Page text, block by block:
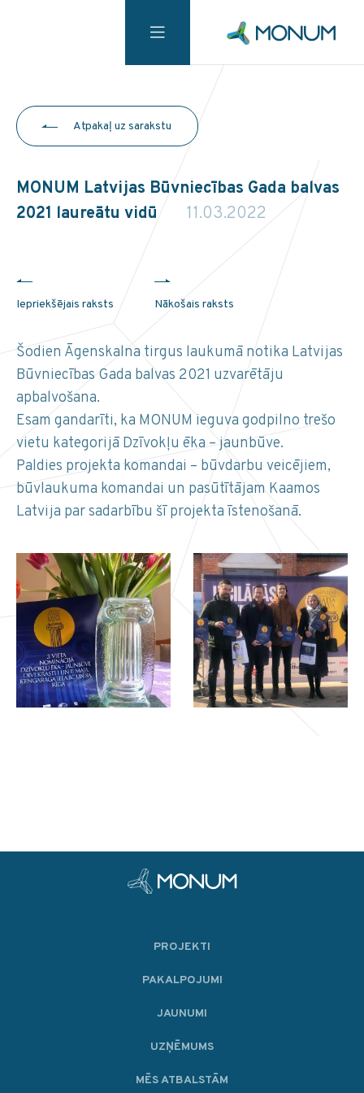
Atpakaļ uz sarakstu
MONUM Latvijas Būvniecības Gada balvas
2021 laureātu vidū
11.03.2022
Iepriekšējais raksts Nākošais raksts
Šodien Āgenskalna tirgus laukumā notika Latvijas
Būvniecības Gada balvas 2021 uzvarētāju
apbalvošana.
Esam gandarīti, ka MONUM ieguva godpilno trešo
vietu kategorijā Dzīvokļu ēka – jaunbūve.
Paldies projekta komandai – būvdarbu veicējiem,
būvlaukuma komandai un pasūtītājam Kaamos
Latvija par sadarbību šī projekta īstenošanā.
PROJEKTI
PAKALPOJUMI
JAUNUMI
UZŅĒMUMS
MĒS ATBALSTĀM